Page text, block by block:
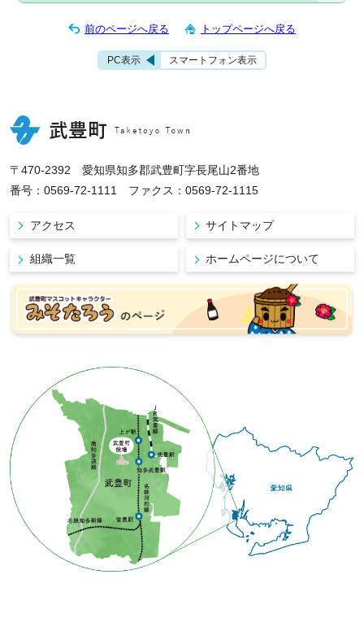
前のページへ戻る トップページへ戻る
PC表示 スマートフォン表示
〒470-2392 愛知県知多郡武豊町字長尾山2番地
番号：0569-72-1111 ファクス：0569-72-1115
アクセス サイトマップ
組織一覧 ホームページについて